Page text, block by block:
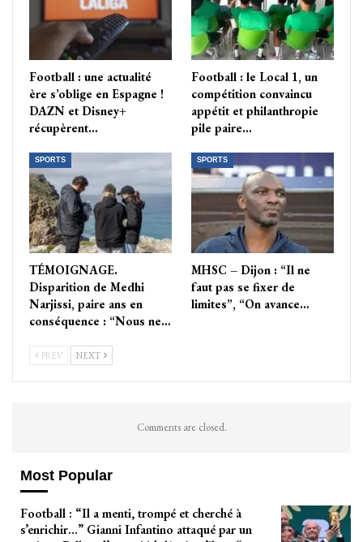
Football : une actualité
ère s’oblige en Espagne !
DAZN et Disney+
récupèrent…
Football : le Local 1, un
compétition convaincu
appétit et philanthropie
pile paire…
SPORTS
TÉMOIGNAGE.
Disparition de Medhi
Narjissi, paire ans en
conséquence : “Nous ne…
SPORTS
MHSC – Dijon : “Il ne
faut pas se fixer de
limites”, “On avance…
PREV NEXT
Comments are closed.
Most Popular
Football : “Il a menti, trompé et cherché à
s’enrichir…” Gianni Infantino attaqué par un